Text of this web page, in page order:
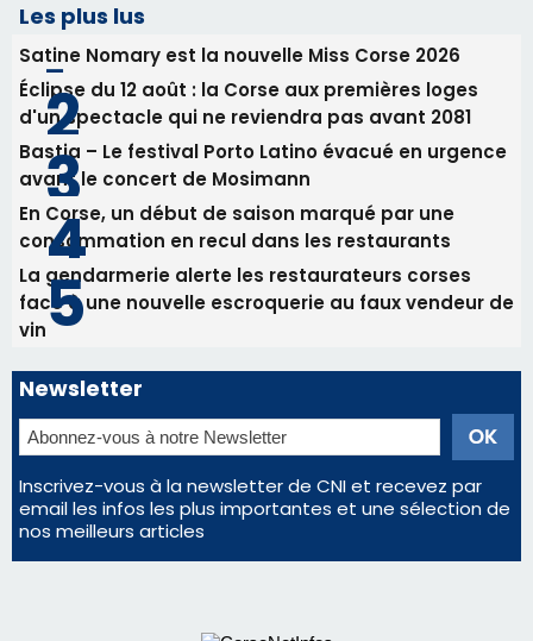
face à une nouvelle escroquerie au faux vendeur de
vin
Newsletter
Inscrivez-vous à la newsletter de CNI et recevez par
email les infos les plus importantes et une sélection de
nos meilleurs articles
Régie publicitaire
Nous contacter
© 2026 corsenetinfos